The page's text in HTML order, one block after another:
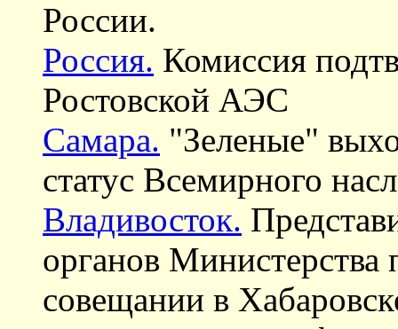
России.
Россия. Комиссия
Ростовской АЭС
Самара. "Зеленые"
статус Всемирного
Владивосток.
органов Министерства
совещании в